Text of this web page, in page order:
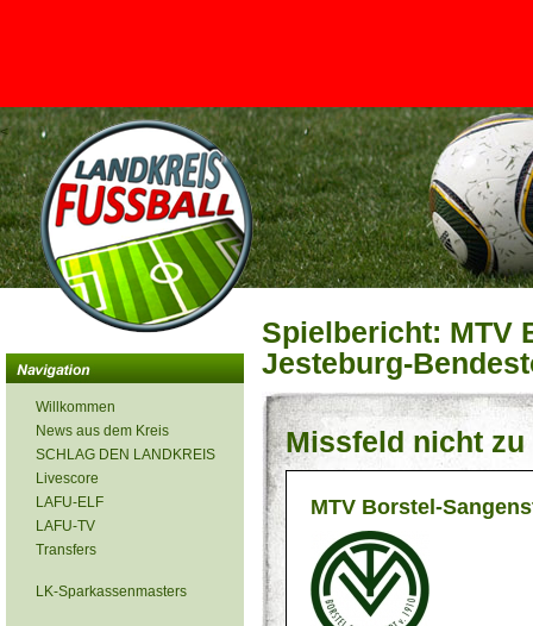
<
Willkommen
News aus dem Kreis
SCHLAG DEN LANDKREIS
Livescore
LAFU-ELF
LAFU-TV
Transfers
LK-Sparkassenmasters
Spielbericht: MTV
Jesteburg-
Missfeld nicht
MTV Borstel-